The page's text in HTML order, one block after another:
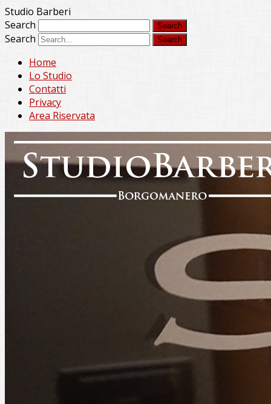
Studio Barberi
Search
Search
Home
Lo Studio
Contatti
Privacy
Area Riservata